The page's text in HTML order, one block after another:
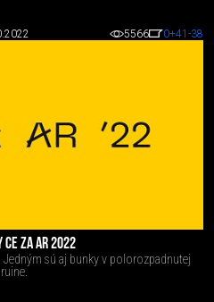
5566 0+41 -38
CE ZA AR 2022
Jedným sú aj bunky v polorozpadnutej
ruine.